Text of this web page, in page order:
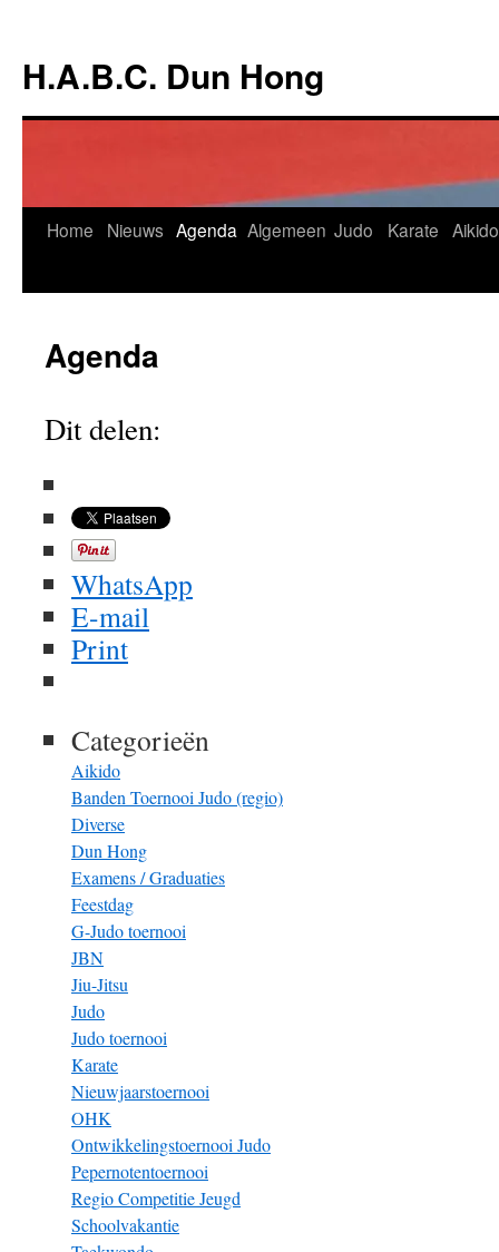
de
inhoud
H.A.B.C. Dun Hong
Home Nieuws Agenda Algemeen Judo Karate Aikido
Agenda
Dit delen:
WhatsApp
E-mail
Print
Categorieën
Aikido
Banden Toernooi Judo (regio)
Diverse
Dun Hong
Examens / Graduaties
Feestdag
G-Judo toernooi
JBN
Jiu-Jitsu
Judo
Judo toernooi
Karate
Nieuwjaarstoernooi
OHK
Ontwikkelingstoernooi Judo
Pepernotentoernooi
Regio Competitie Jeugd
Schoolvakantie